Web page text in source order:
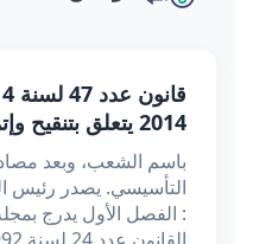
2014 يتعلق بتنقيح وإتمام مجلة التأمين
باسم الشعب، وبعد
التأسيسي. يصدر رئيس
: الفصل الأول يدرج